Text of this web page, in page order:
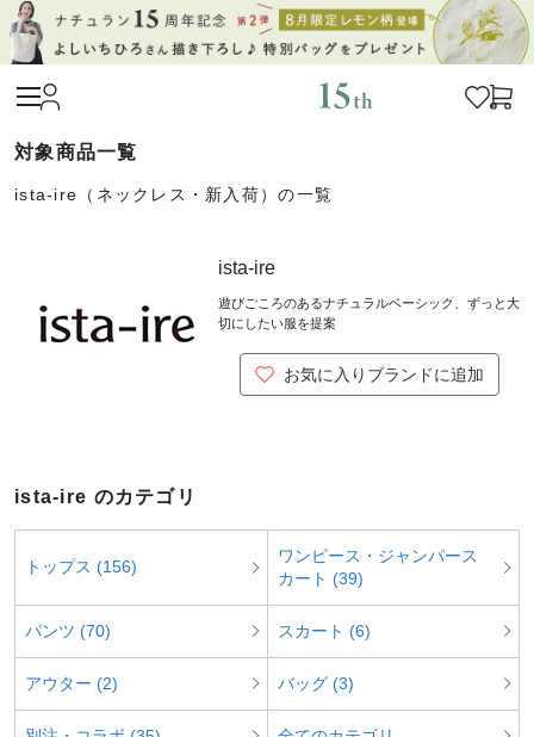
ista-ire（ネックレス・新入荷）の一覧
ista-ire
遊びごころのあるナチュラルベーシック、ずっと大
切にしたい服を提案
お気に入りブランドに追加
ista-ire のカテゴリ
トップス (156)
ワンピース・ジャンパース
カート (39)
パンツ (70) スカート (6)
アウター (2) バッグ (3)